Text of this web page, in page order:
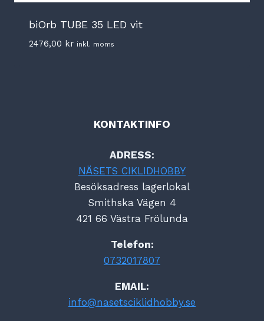
biOrb TUBE 35 LED vit
2476,00 kr inkl. moms
KONTAKTINFO
ADRESS:
NÄSETS CIKLIDHOBBY
Besöksadress lagerlokal
Smithska Vägen 4
421 66 Västra Frölunda
Telefon:
0732017807
EMAIL:
info@nasetsciklidhobby.se